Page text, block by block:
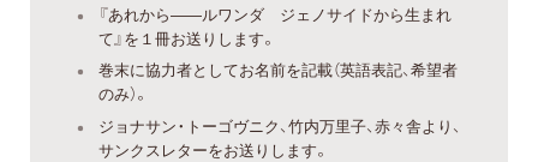
『あれから——ルワンダ ジェノサイドから生まれ
て』を１冊お送りします。
巻末に協力者としてお名前を記載（英語表記、希望者
のみ）。
ジョナサン・トーゴヴニク、竹内万里子、赤々舎より、
サンクスレターをお送りします。